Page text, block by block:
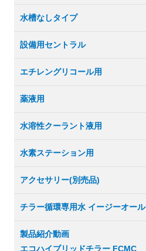
水槽なしタイプ
設備用セントラル
エチレングリコール用
薬液用
水溶性クーラント液用
水素ステーション用
アクセサリー(別売品)
チラー循環専用水 イージーオール
製品紹介動画
エコハイブリッドチラー FCMC